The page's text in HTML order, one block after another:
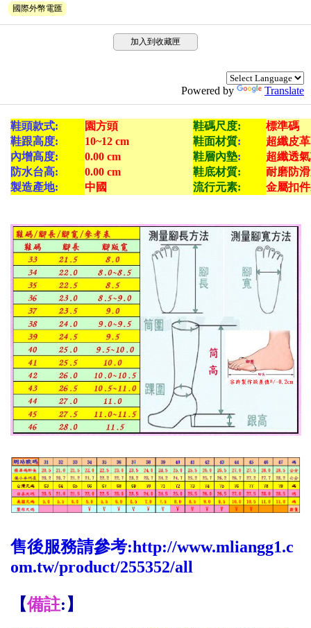
國際外幣電匯
加入到收藏匣
Powered by Translate
鞋頭款式: 園方頭 鞋碼尺度:
標準碼
鞋跟高度:
10~12 cm 鞋面材質:
超纖皮革
內增高度:
0.00 cm 鞋層內墊:
超纖透
防水台高:
0.00 cm 鞋底材質:
耐磨防
製造產地:
中國 流行元素: 金屬扣
售後服務請參考:http://www.mliangg1.c
om.tw/product/255352/all
【備註:】